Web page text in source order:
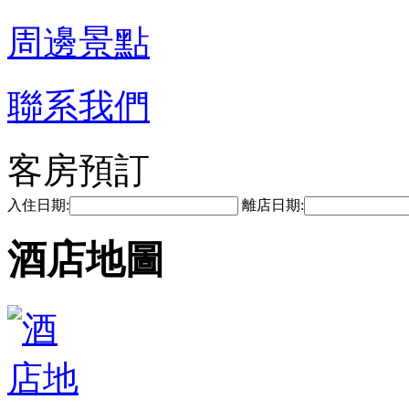
周邊景點
聯系我們
客房預訂
入住日期: 離店日期:
酒店地圖